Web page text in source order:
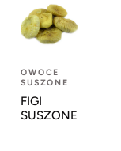
OWOCE
SUSZONE
FIGI
SUSZONE